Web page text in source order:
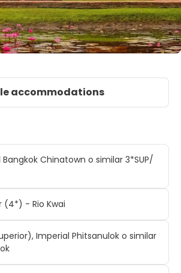
accommodations
Bangkok Chinatown o similar 3*SUP/
(4*) - Rio Kwai
Imperial Phitsanulok o similar